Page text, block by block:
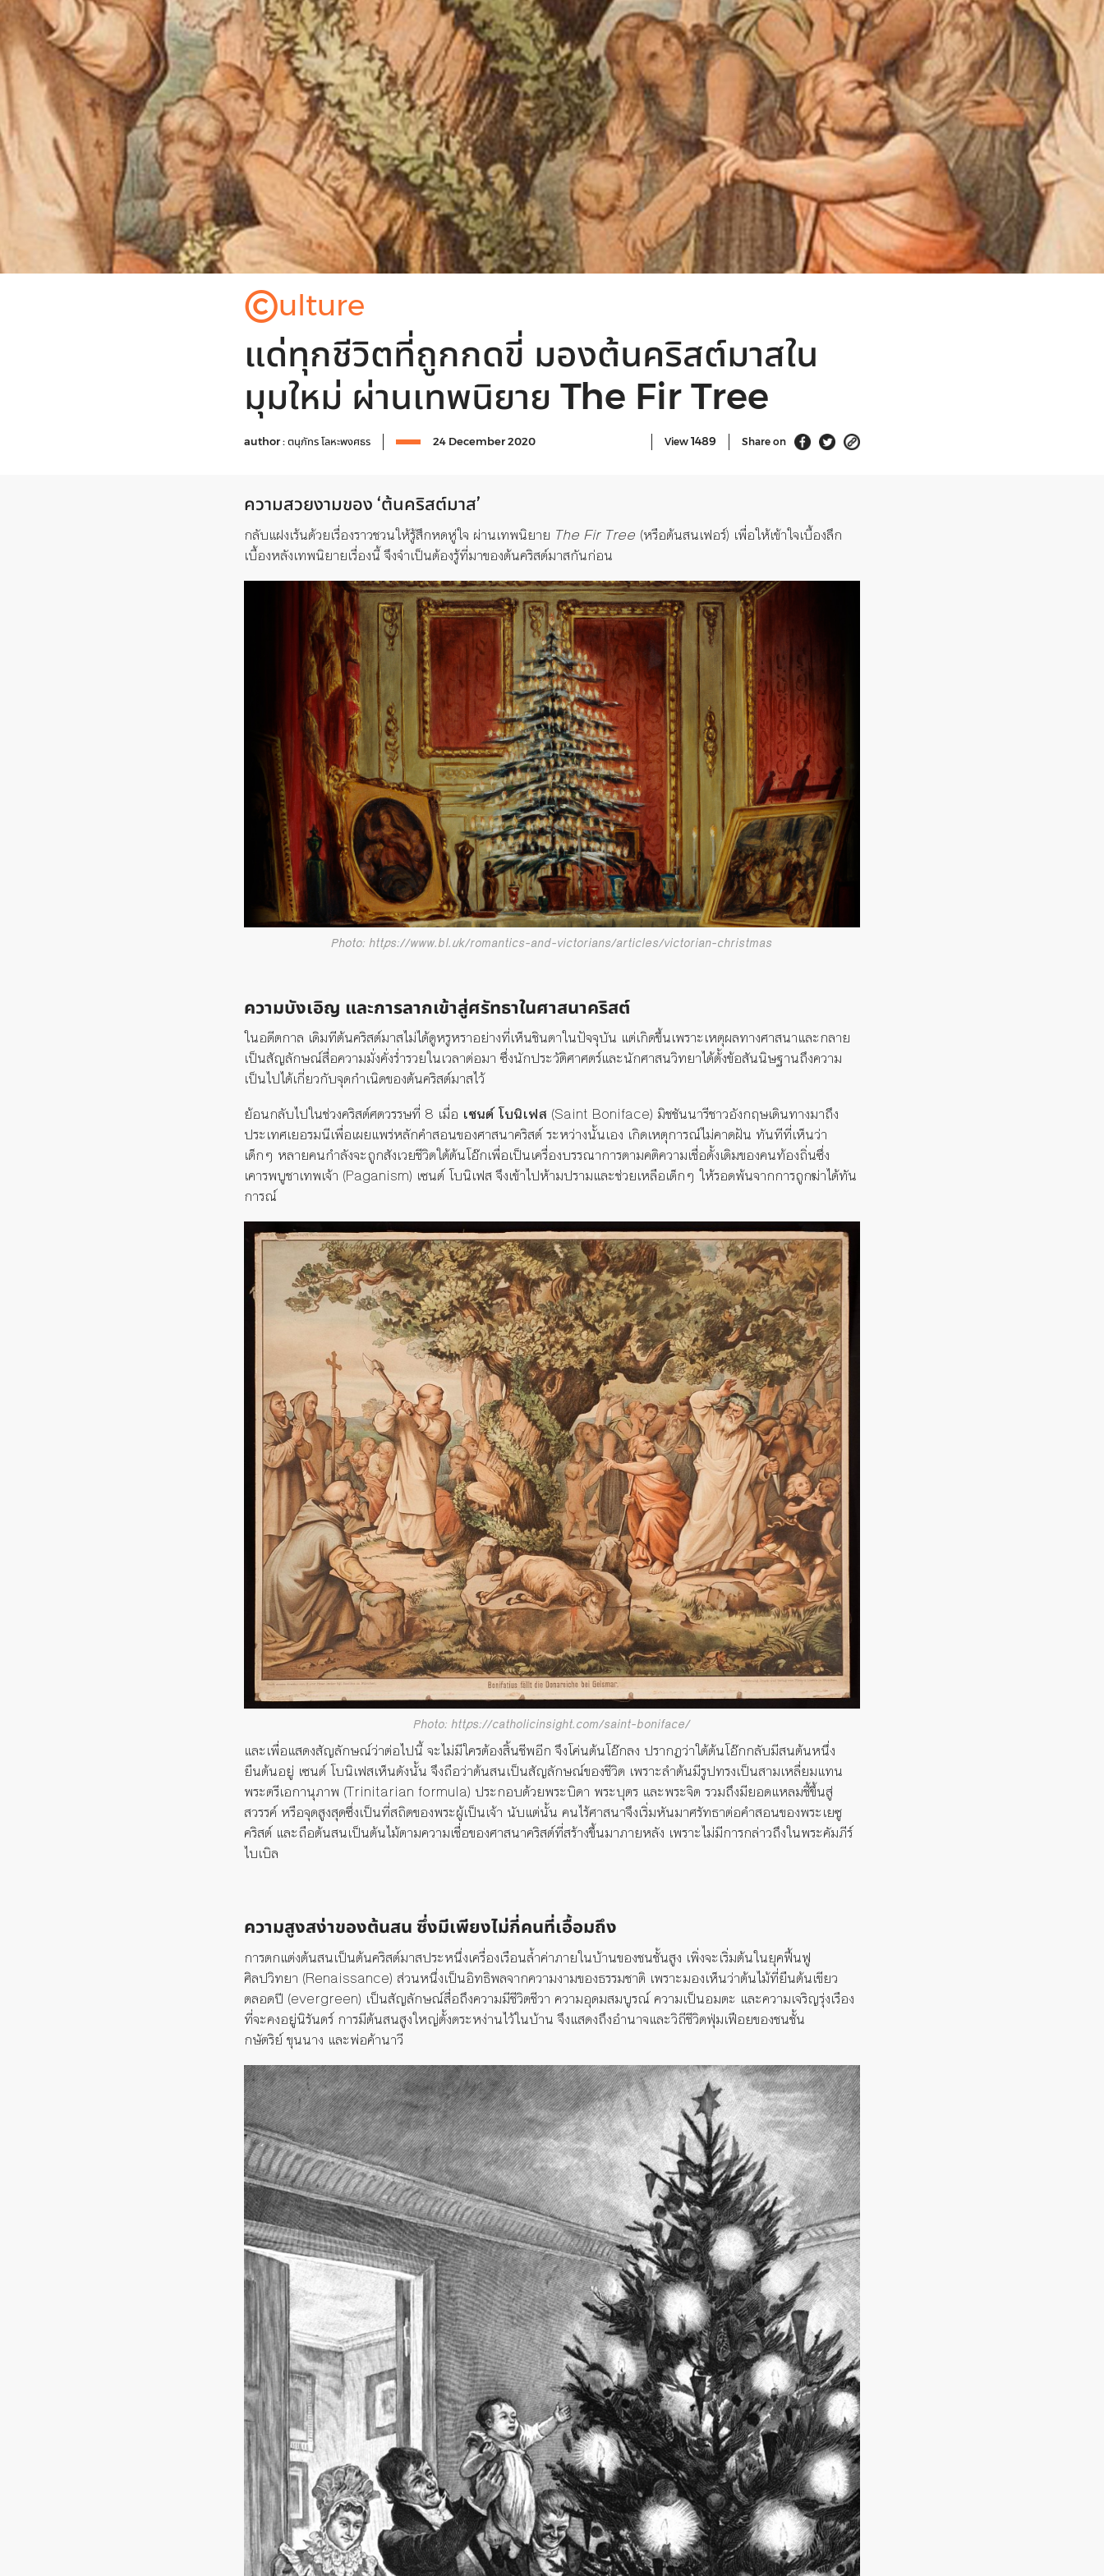
©ulture
แด่ทุกชีวิตที่ถูกกดขี่ มองต้นคริสต์มาสใน
มุมใหม่ ผ่านเทพนิยาย The Fir Tree
author :ตนุภัทร โลหะพงศธร 24 December 2020 View 1489 Share on
ความสวยงามของ ‘ต้นคริสต์มาส’
กลับแฝงเร้นด้วยเรื่องราวชวนให้รู้สึกหดหู่ใจ ผ่านเทพนิยาย The Fir Tree (หรือต้นสนเฟอร์) เพื่อให้เข้าใจเบื้องลึก
เบื้องหลังเทพนิยายเรื่องนี้จึงจำเป็นต้องรู้ที่มาของต้นคริสต์มาสกันก่อน
Photo: https://www.bl.uk/romantics-and-victorians/articles/victorian-christmas
ความบังเอิญ และการลากเข้าสู่ศรัทธาในศาสนาคริสต์
ในอดีตกาล เดิมทีต้นคริสต์มาสไม่ได้ดูหรูหราอย่างที่เห็นชินตาในปัจจุบัน แต่เกิดขึ้นเพราะเหตุผลทางศาสนาและกลาย
เป็นสัญลักษณ์สื่อความมั่งคั่งร่ำรวยในเวลาต่อมา ซึ่งนักประวัติศาศตร์และนักศาสนวิทยาได้ตั้งข้อสันนิษฐานถึงความ
เป็นไปได้เกี่ยวกับจุดกำเนิดของต้นคริสต์มาสไว้
ย้อนกลับไปในช่วงคริสต์ศตวรรษที่ 8 เมื่อ เซนต์ โบนิเฟส (Saint Boniface) มิชชันนารีชาวอังกฤษเดินทางมาถึง
ประเทศเยอรมนีเพื่อเผยแพร่หลักคำสอนของศาสนาคริสต์ระหว่างนั้นเอง เกิดเหตุการณ์ไม่คาดฝัน ทันทีที่เห็นว่า
เด็กๆ หลายคนกำลังจะถูกสังเวยชีวิตใต้ต้นโอ๊กเพื่อเป็นเครื่องบรรณาการตามคติความเชื่อดั้งเดิมของคนท้องถิ่นซึ่ง
เคารพบูชาเทพเจ้า (Paganism) เซนต์โบนิเฟสจึงเข้าไปห้ามปรามและช่วยเหลือเด็กๆ ให้รอดพ้นจากการถูกฆ่าได้ทัน
การณ์
Photo: https://catholicinsight.com/saint-boniface/
และเพื่อแสดงสัญลักษณ์ว่าต่อไปนี้จะไม่มีใครต้องสิ้นชีพอีก จึงโค่นต้นโอ๊กลง ปรากฏว่าใต้ต้นโอ๊กกลับมีสนต้นหนึ่ง
ยืนต้นอยู่ เซนต์โบนิเฟสเห็นดังนั้น จึงถือว่าต้นสนเป็นสัญลักษณ์ของชีวิต เพราะลำต้นมีรูปทรงเป็นสามเหลยมแทน
พระตรีเอกานุภาพ (Trinitarian formula) ประกอบด้วยพระบิดา พระบุตร และพระจิต รวมถึงมียอดแหลมชี้ขึ้นสู่
สวรรค์ หรือจุดสูงสุดซึ่งเป็นที่สถิตของพระผู้เป็นเจ้า นับแต่นั้น คนไร้ศาสนาจึงเริ่มหันมาศรัทธาต่อคำสอนของพระเยซู
คริสต์และถือต้นสนเป็นต้นไม้ตามความเชื่อของศาสนาคริสต์ที่สร้างขึ้นมาภายหลัง เพราะไม่มีการกล่าวถึงในพระคัมภีร์
ไบเบิล
ความสูงสง่าของต้นสน ซึ่งมีเพียงไม่กี่คนที่เอื้อมถึง
การตกแต่งต้นสนเป็นต้นคริสต์มาสประหนึ่งเครื่องเรือนล้ำค่าภายในบ้านของชนชั้นสูง เพิ่งจะเริ่มต้นในยุคฟื้นฟู
ศิลปวิทยา (Renaissance) ส่วนหนึ่งเป็นอิทธิพลจากความงามของธรรมชาติ เพราะมองเห็นว่าต้นไม้ที่ยืนต้นเขียว
ตลอดปี (evergreen) เป็นสัญลักษณ์สื่อถึงความมีชีวิตชีวา ความอุดมสมบูรณ์ ความเป็นอมตะ และความเจริญรุ่งเรือง
ที่จะคงอยู่นิรันดร์ การมีต้นสนสูงใหญ่ตั้งตระหง่านไว้ในบ้าน จึงแสดงถึงอำนาจและวิถีชีวิตฟุมเฟือยของชนชั้น
กษัตริย์ขุนนาง และพ่อค้านาวี